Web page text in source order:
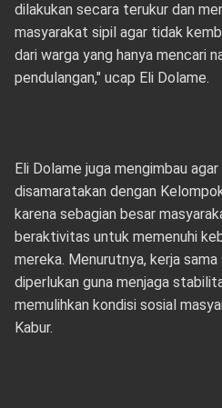
dilakukan secara terukur dan
masyarakat sipil agar tidak
dari warga yang hanya mencari
pendulangan," ucap Eli Dolame.
Eli Dolame juga mengimbau
disamaratakan dengan
karena sebagian besar
beraktivitas untuk memenuhi
mereka. Menurutnya, kerja
diperlukan guna menjaga
memulihkan kondisi sosial
Kabur.